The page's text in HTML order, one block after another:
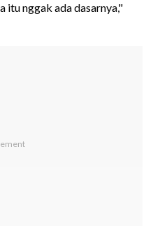
itu nggak ada dasarnya,"